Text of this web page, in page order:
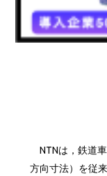
NTNは，鉄道
方向寸法）を従